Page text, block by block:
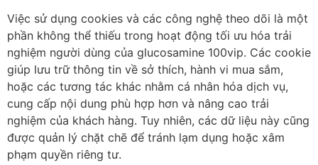
Việc sử dụng cookies và các công nghệ theo dõi là một
phần không thể thiếu trong hoạt động tối ưu hóa trải
nghiệm người dùng của glucosamine 100vip. Các cookie
giúp lưu trữ thông tin về sở thích, hành vi mua sắm,
hoặc các tương tác khác nhằm cá nhân hóa dịch vụ,
cung cấp nội dung phù hợp hơn và nâng cao trải
nghiệm của khách hàng. Tuy nhiên, các dữ liệu này cũng
được quản lý chặt chẽ để tránh lạm dụng hoặc xâm
phạm quyền riêng tư.